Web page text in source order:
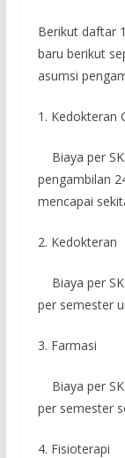
Berikut daftar
baru berikut
asumsi
1. Kedokteran
Biaya per
pengambilan
mencapai
2. Kedokteran
Biaya per
per semester
3. Farmasi
Biaya per
per semester
4. Fisioterapi